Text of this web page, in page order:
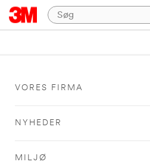
VORES FIRMA
NYHEDER
MILJØ